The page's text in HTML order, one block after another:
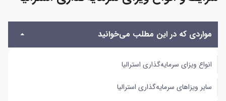
مزایای ویزای سرمایه‌گذاری استرالیا برای ایرانیان
مواردی که در این مطلب می‌خوانید
انواع ویزای سرمایه‌گذاری استرالیا
سایر ویزاهای سرمایه‌گذاری استرالیا